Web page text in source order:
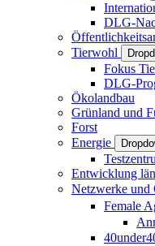
DLG-
Tierwohl
Fokus
DLG-
Ökolandbau
Grünland und
Forst
Energie
Entwicklung
Netzwerke und
Female